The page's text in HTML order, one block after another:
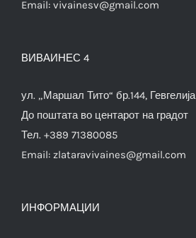
Email: vivainesv@gmail.com
ВИВАИНЕС 4
ул. „Маршал Тито“ бр.144, Гевгелија
До поштата во центарот на градот
Тел. +389 71380085
Email: zlataravivaines@gmail.com
ИНФОРМАЦИИ